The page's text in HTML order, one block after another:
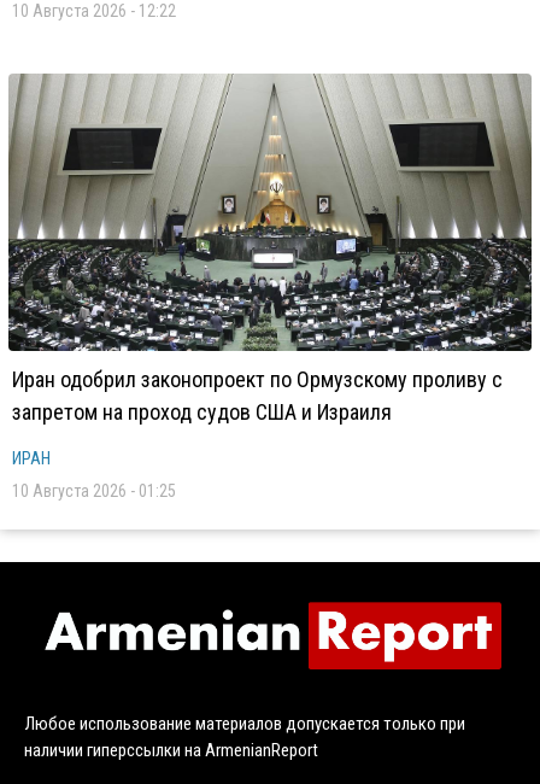
10 Августа 2026 - 12:22
Иран одобрил законопроект по Ормузскому проливу с
запретом на проход судов США и Израиля
ИРАН
10 Августа 2026 - 01:25
Любое использование материалов допускается только при
наличии гиперссылки на ArmenianReport